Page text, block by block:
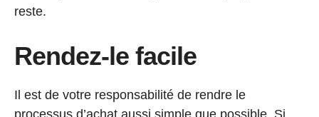
reste.
Rendez-le facile
Il est de votre responsabilité de rendre le
processus d’achat aussi simple que possible. Si